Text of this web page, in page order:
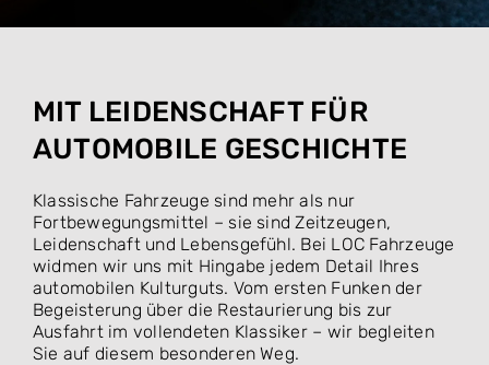
MIT LEIDENSCHAFT FÜR
AUTOMOBILE GESCHICHTE
Klassische Fahrzeuge sind mehr als nur
Fortbewegungsmittel – sie sind Zeitzeugen,
Leidenschaft und Lebensgefühl. Bei LOC Fahrzeuge
widmen wir uns mit Hingabe jedem Detail Ihres
automobilen Kulturguts. Vom ersten Funken der
Begeisterung über die Restaurierung bis zur
Ausfahrt im vollendeten Klassiker – wir begleiten
Sie auf diesem besonderen Weg.